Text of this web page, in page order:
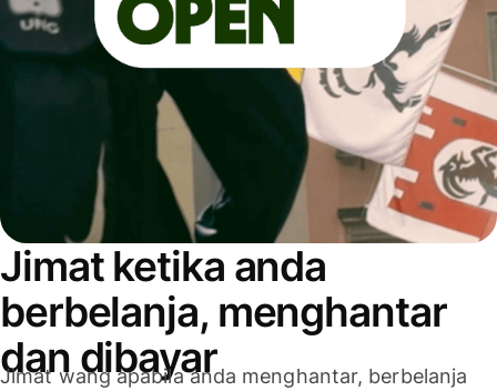
Jimat ketika anda
berbelanja, menghantar
dan dibayar
Jimat wang apabila anda menghantar, berbelanja